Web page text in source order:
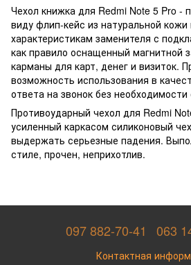
Чехол книжка для Redmi Note 5 Pro -
виду флип-кейс из натуральной кожи
характеристикам заменителя с
как правило оснащенный магнитной
карманы для карт, денег и визиток.
возможность использования в
ответа на звонок без
Противоударный чехол для Redmi
усиленный каркасом силиконовый
выдержать серьезные падения.
стиле, прочен, неприхотлив.
097 882-70-41 063
Контактная